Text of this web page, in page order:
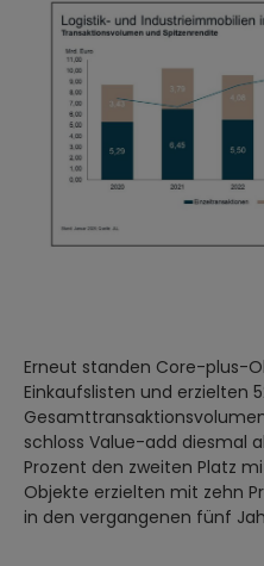
Erneut standen Core-plus-
Einkaufslisten und erzielten
schloss Value-add diesmal
Prozent den zweiten Platz
Objekte erzielten mit zehn
in den vergangenen fünf